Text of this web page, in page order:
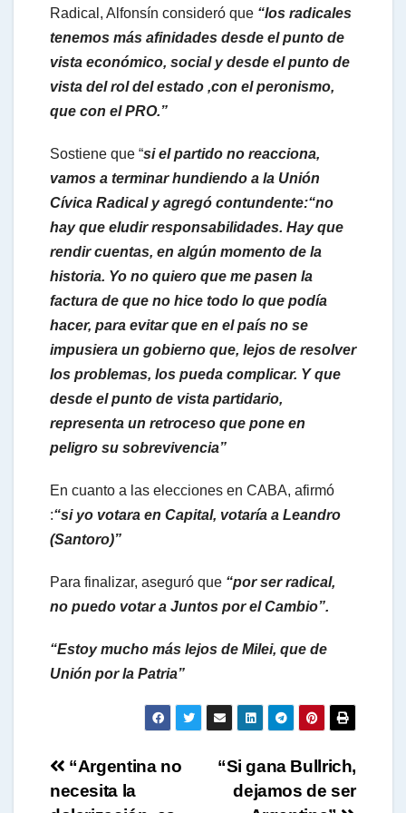
Radical, Alfonsín consideró que “los radicales
tenemos más afinidades desde el punto de
vista económico, social y desde el punto de
vista del rol del estado ,con el peronismo,
que con el PRO.”
Sostiene que “si el partido no reacciona,
vamos a terminar hundiendo a la Unión
Cívica Radical y agregó contundente:“no
hay que eludir responsabilidades. Hay que
rendir cuentas, en algún momento de la
historia. Yo no quiero que me pasen la
factura de que no hice todo lo que podía
hacer, para evitar que en el país no se
impusiera un gobierno que, lejos de resolver
los problemas, los pueda complicar. Y que
desde el punto de vista partidario,
representa un retroceso que pone en
peligro su sobrevivencia”
En cuanto a las elecciones en CABA, afirmó
:“si yo votara en Capital, votaría a Leandro
(Santoro)”
Para finalizar, aseguró que “por ser radical,
no puedo votar a Juntos por el Cambio”.
“Estoy mucho más lejos de Milei, que de
Unión por la Patria”
Navegación
“Si gana Bullrich,
dejamos de ser
“Argentina no
necesita la